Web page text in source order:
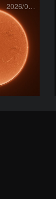
太陽 Hα線全面像 2026/08/06